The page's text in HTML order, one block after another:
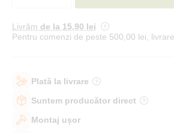
Livrăm de la 15,90 lei
Pentru comenzi de peste 500,00 lei,
Plată la livrare
Suntem producător direct
Montaj ușor